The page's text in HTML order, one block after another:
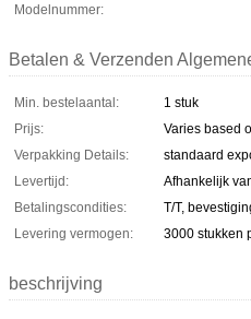
Modelnummer:
Betalen & Verzenden
Min. bestelaantal:
1 stuk
Prijs:
Varies based
Verpakking Details:
standaard
Levertijd:
Afhankelijk
Betalingscondities:
T/T,
Levering vermogen:
3000 stukken
beschrijving